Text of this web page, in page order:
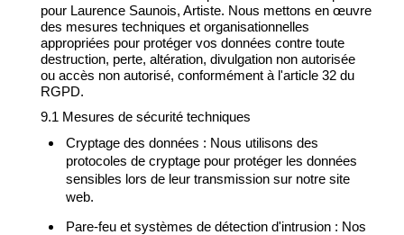
pour Laurence Saunois, Artiste. Nous mettons en œuvre
des mesures techniques et organisationnelles
appropriées pour protéger vos données contre toute
destruction, perte, altération, divulgation non autorisée
ou accès non autorisé, conformément à l'article 32 du
RGPD.
9.1 Mesures de sécurité techniques
Cryptage des données : Nous utilisons des
protocoles de cryptage pour protéger les données
sensibles lors de leur transmission sur notre site
web.
Pare-feu et systèmes de détection d'intrusion : Nos